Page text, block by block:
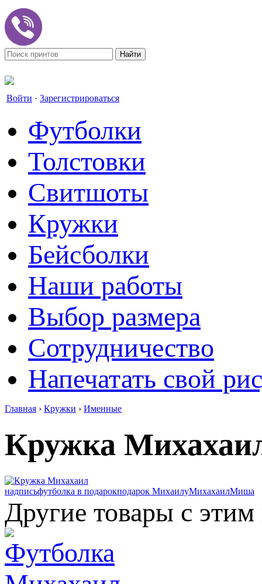
Войти · Зарегистрироваться
Футболки
Толстовки
Свитшоты
Кружки
Бейсболки
Наши работы
Выбор размера
Сотрудничество
Напечатать свой
Главная › Кружки › Именные
Кружка
надписьфутболка в подарокподарок МихаилуМихахаилМиша
Другие товары с